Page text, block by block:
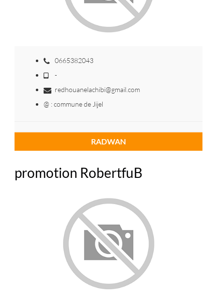
0665382043
-
redhouanelachibi@gmail.com
@ : commune de Jijel
RADWAN
promotion RobertfuB